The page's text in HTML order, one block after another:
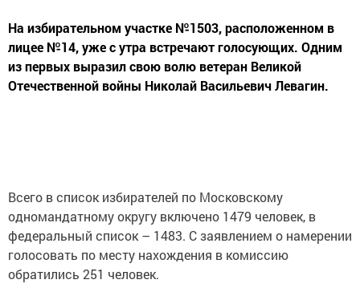
На избирательном участке №1503, расположенном в
лицее №14, уже с утра встречают голосующих. Одним
из первых выразил свою волю ветеран Великой
Отечественной войны Николай Васильевич Левагин.
Всего в список избирателей по Московскому
одномандатному округу включено 1479 человек, в
федеральный список – 1483. С заявлением о намерении
голосовать по месту нахождения в комиссию
обратились 251 человек.